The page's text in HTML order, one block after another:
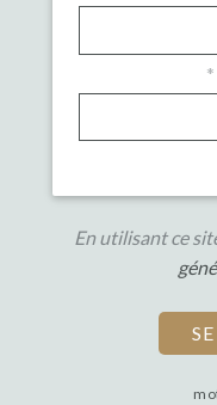
*
En utilisant ce